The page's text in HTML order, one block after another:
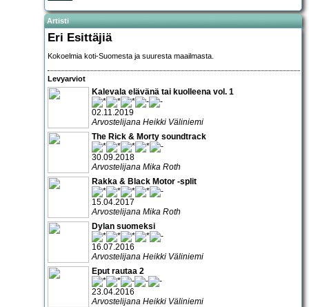
Artisti
Eri Esittäjiä
Kokoelmia koti-Suomesta ja suuresta maailmasta.
Levyarviot
Kalevala elävänä tai kuolleena vol. 1
02.11.2019
Arvostelijana Heikki Väliniemi
The Rick & Morty soundtrack
30.09.2018
Arvostelijana Mika Roth
Rakka & Black Motor -split
15.04.2017
Arvostelijana Mika Roth
Dylan suomeksi
16.07.2016
Arvostelijana Heikki Väliniemi
Eput rautaa 2
23.04.2016
Arvostelijana Heikki Väliniemi